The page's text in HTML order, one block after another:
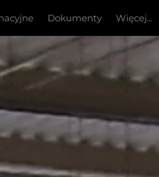
Dokumenty Więcej...